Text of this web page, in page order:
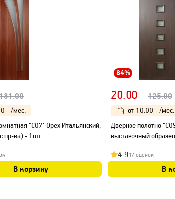
131.00
/мес.
"С07" Орех Итальянский,
пр-ва) - 1шт.
В корзину
84%
20.00 125.00
от 10.00
/мес.
Дверное полотно
выставочный
4.917 оценок
В